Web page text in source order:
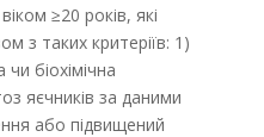
≥20 років, які
з таких критеріїв: 1)
чи біохімічна
яєчників за даними
або підвищений